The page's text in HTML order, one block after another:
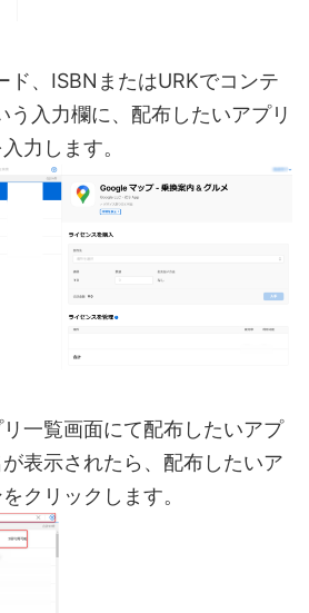
ド、ISBNまたはURKでコンテ
う入力欄に、配布したいアプリ
力します。
一覧画面にて配布したいアプ
表示されたら、配布したいア
クリックします。